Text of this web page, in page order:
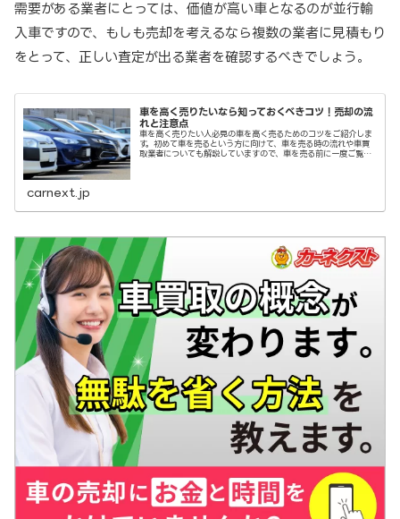
需要がある業者にとっては、価値が高い車となるのが並行輸
入車ですので、もしも売却を考えるなら複数の業者に見積もり
をとって、正しい査定が出る業者を確認するべきでしょう。
車を高く売りたいなら知っておくべきコツ！売却の流
れと注意点
車を高く売りたい人必見の車を高く売るためのコツをご紹介しま
す。初めて車を売るという方に向けて、車を売る時の流れや車買
取業者についても解説していますので、車を売る前に一度ご覧く
carnext.jp